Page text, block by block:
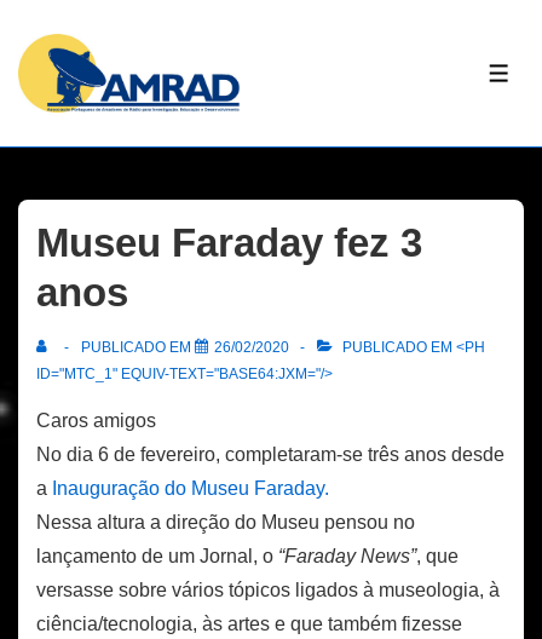
Skip
Content
Museu Faraday fez 3
anos
PUBLICADO EM 26/02/2020
PUBLICADO EM <PH
ID="MTC_1" EQUIV-TEXT="BASE64:JXM="/>
Caros amigos
No dia 6 de fevereiro, completaram-se três anos desde
a Inauguração do Museu Faraday.
Nessa altura a direção do Museu pensou no
lançamento de um Jornal, o “Faraday News”, que
versasse sobre vários tópicos ligados à museologia, à
ciência/tecnologia, às artes e que também fizesse